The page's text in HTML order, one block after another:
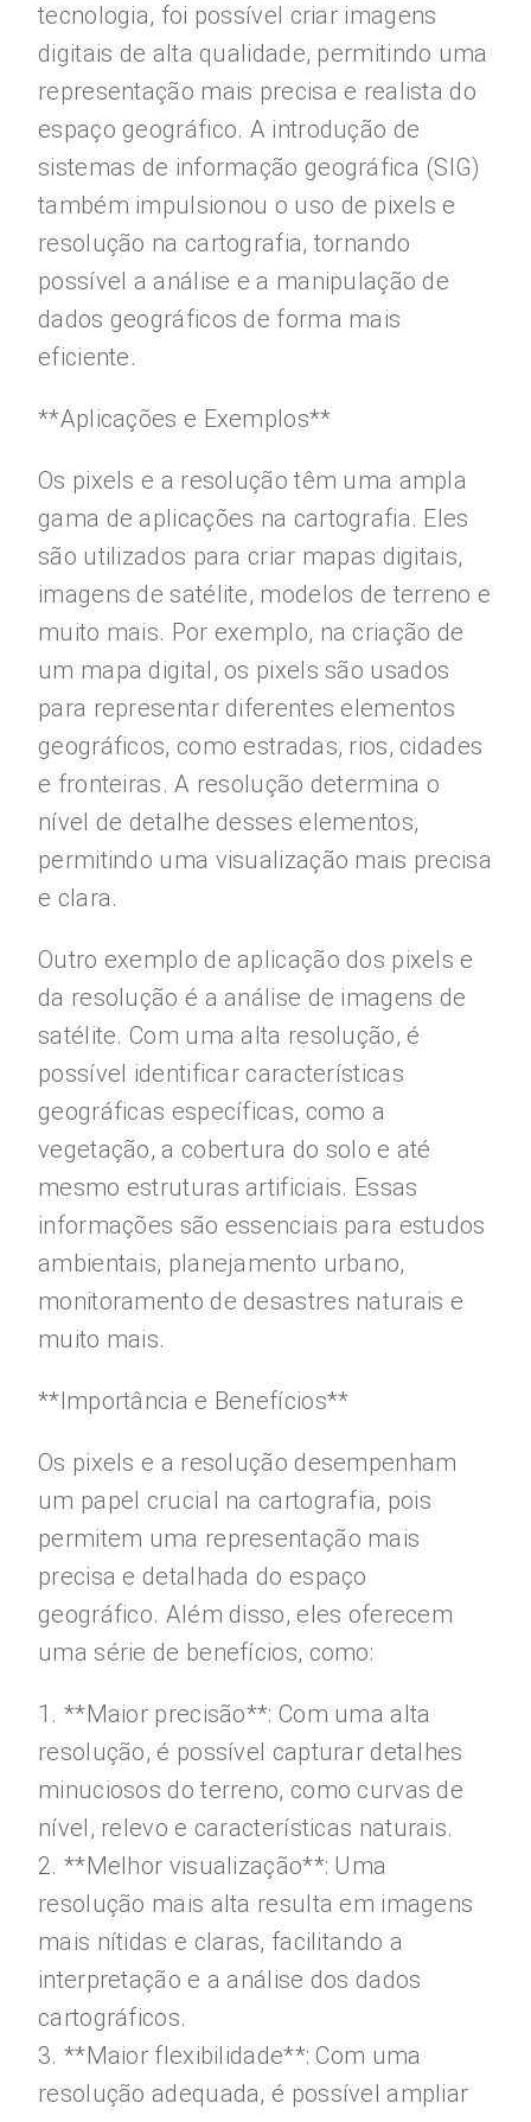
tecnologia, foi possível criar imagens
digitais de alta qualidade, permitindo uma
representação mais precisa e realista do
espaço geográfico. A introdução de
sistemas de informação geográfica (SIG)
também impulsionou o uso de pixels e
resolução na cartografia, tornando
possível a análise e a manipulação de
dados geográficos de forma mais
eficiente.
**Aplicações e Exemplos**
Os pixels e a resolução têm uma ampla
gama de aplicações na cartografia. Eles
são utilizados para criar mapas digitais,
imagens de satélite, modelos de terreno e
muito mais. Por exemplo, na criação de
um mapa digital, os pixels são usados
para representar diferentes elementos
geográficos, como estradas, rios, cidades
e fronteiras. A resolução determina o
nível de detalhe desses elementos,
permitindo uma visualização mais precisa
e clara.
Outro exemplo de aplicação dos pixels e
da resolução é a análise de imagens de
satélite. Com uma alta resolução, é
possível identificar características
geográficas específicas, como a
vegetação, a cobertura do solo e até
mesmo estruturas artificiais. Essas
informações são essenciais para estudos
ambientais, planejamento urbano,
monitoramento de desastres naturais e
muito mais.
**Importância e Benefícios**
Os pixels e a resolução desempenham
um papel crucial na cartografia, pois
permitem uma representação mais
precisa e detalhada do espaço
geográfico. Além disso, eles oferecem
uma série de benefícios, como:
1. **Maior precisão**: Com uma alta
resolução, é possível capturar detalhes
minuciosos do terreno, como curvas de
nível, relevo e características naturais.
2. **Melhor visualização**: Uma
resolução mais alta resulta em imagens
mais nítidas e claras, facilitando a
interpretação e a análise dos dados
cartográficos.
3. **Maior flexibilidade**: Com uma
resolução adequada, é possível ampliar